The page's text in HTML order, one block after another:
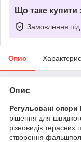
Що таке купити
Замовлення
Опис
Опис
Регульовані опори
рішення для
різновидів терасних
створення